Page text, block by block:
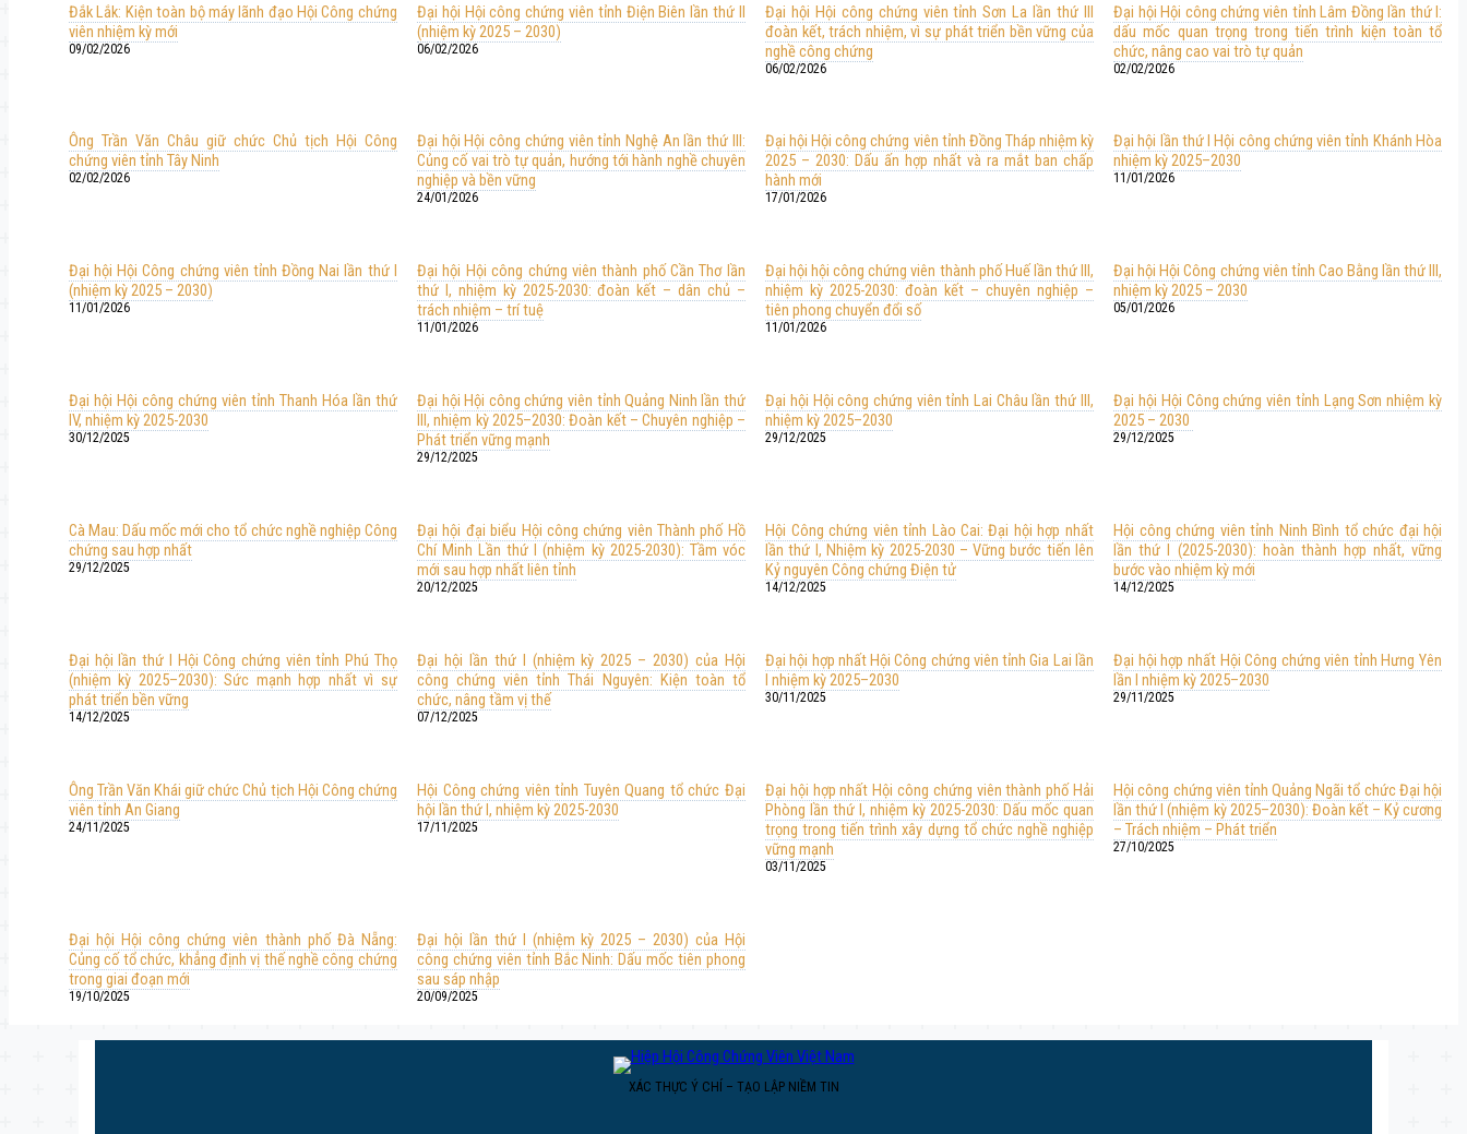
Đắk Lắk: Kiện toàn bộ máy lãnh đạo Hội Công chứng
viên nhiệm kỳ mới
09/02/2026
Đại hội Hội công chứng viên tỉnh Điện Biên lần thứ II
(nhiệm kỳ 2025 – 2030)
06/02/2026
Đại hội Hội công chứng viên tỉnh Sơn La lần thứ III
đoàn kết, trách nhiệm, vì sự phát triển bền vững của
nghề công chứng
06/02/2026
Đại hội Hội công chứng viên tỉnh Lâm Đồng lần thứ I:
dấu mốc quan trọng trong tiến trình kiện toàn tổ
chức, nâng cao vai trò tự quản
02/02/2026
Ông Trần Văn Châu giữ chức Chủ tịch Hội Công
chứng viên tỉnh Tây Ninh
02/02/2026
Đại hội Hội công chứng viên tỉnh Nghệ An lần thứ III:
Củng cố vai trò tự quản, hướng tới hành nghề chuyên
nghiệp và bền vững
24/01/2026
Đại hội Hội công chứng viên tỉnh Đồng Tháp nhiệm kỳ
2025 – 2030: Dấu ấn hợp nhất và ra mắt ban chấp
hành mới
17/01/2026
Đại hội lần thứ I Hội công chứng viên tỉnh Khánh Hòa
nhiệm kỳ 2025–2030
11/01/2026
Đại hội Hội Công chứng viên tỉnh Đồng Nai lần thứ I
(nhiệm kỳ 2025 – 2030)
11/01/2026
Đại hội Hội công chứng viên thành phố Cần Thơ lần
thứ I, nhiệm kỳ 2025-2030: đoàn kết – dân chủ –
trách nhiệm – trí tuệ
11/01/2026
Đại hội hội công chứng viên thành phố Huế lần thứ III,
nhiệm kỳ 2025-2030: đoàn kết – chuyên nghiệp –
tiên phong chuyển đổi số
11/01/2026
Đại hội Hội Công chứng viên tỉnh Cao Bằng lần thứ III,
nhiệm kỳ 2025 – 2030
05/01/2026
Đại hội Hội công chứng viên tỉnh Thanh Hóa lần thứ
IV, nhiệm kỳ 2025-2030
30/12/2025
Đại hội Hội công chứng viên tỉnh Quảng Ninh lần thứ
III, nhiệm kỳ 2025–2030: Đoàn kết – Chuyên nghiệp –
Phát triển vững mạnh
29/12/2025
Đại hội Hội công chứng viên tỉnh Lai Châu lần thứ III,
nhiệm kỳ 2025–2030
29/12/2025
Đại hội Hội Công chứng viên tỉnh Lạng Sơn nhiệm kỳ
2025 – 2030
29/12/2025
Cà Mau: Dấu mốc mới cho tổ chức nghề nghiệp Công
chứng sau hợp nhất
29/12/2025
Đại hội đại biểu Hội công chứng viên Thành phố Hồ
Chí Minh Lần thứ I (nhiệm kỳ 2025-2030): Tầm vóc
mới sau hợp nhất liên tỉnh
20/12/2025
Hội Công chứng viên tỉnh Lào Cai: Đại hội hợp nhất
lần thứ I, Nhiệm kỳ 2025-2030 – Vững bước tiến lên
Kỷ nguyên Công chứng Điện tử
14/12/2025
Hội công chứng viên tỉnh Ninh Bình tổ chức đại hội
lần thứ I (2025-2030): hoàn thành hợp nhất, vững
bước vào nhiệm kỳ mới
14/12/2025
Đại hội lần thứ I Hội Công chứng viên tỉnh Phú Thọ
(nhiệm kỳ 2025–2030): Sức mạnh hợp nhất vì sự
phát triển bền vững
14/12/2025
Đại hội lần thứ I (nhiệm kỳ 2025 – 2030) của Hội
công chứng viên tỉnh Thái Nguyên: Kiện toàn tổ
chức, nâng tầm vị thế
07/12/2025
Đại hội hợp nhất Hội Công chứng viên tỉnh Gia Lai lần
I nhiệm kỳ 2025–2030
30/11/2025
Đại hội hợp nhất Hội Công chứng viên tỉnh Hưng Yên
lần I nhiệm kỳ 2025–2030
29/11/2025
Ông Trần Văn Khái giữ chức Chủ tịch Hội Công chứng
viên tỉnh An Giang
24/11/2025
Hội Công chứng viên tỉnh Tuyên Quang tổ chức Đại
hội lần thứ I, nhiệm kỳ 2025-2030
17/11/2025
Đại hội hợp nhất Hội công chứng viên thành phố Hải
Phòng lần thứ I, nhiệm kỳ 2025-2030: Dấu mốc quan
trọng trong tiến trình xây dựng tổ chức nghề nghiệp
vững mạnh
03/11/2025
Hội công chứng viên tỉnh Quảng Ngãi tổ chức Đại hội
lần thứ I (nhiệm kỳ 2025–2030): Đoàn kết – Kỷ cương
– Trách nhiệm – Phát triển
27/10/2025
Đại hội Hội công chứng viên thành phố Đà Nẵng:
Củng cố tổ chức, khẳng định vị thế nghề công chứng
trong giai đoạn mới
19/10/2025
Đại hội lần thứ I (nhiệm kỳ 2025 – 2030) của Hội
công chứng viên tỉnh Bắc Ninh: Dấu mốc tiên phong
sau sáp nhập
20/09/2025
XÁC THỰC Ý CHÍ – TẠO LẬP NIỀM TIN